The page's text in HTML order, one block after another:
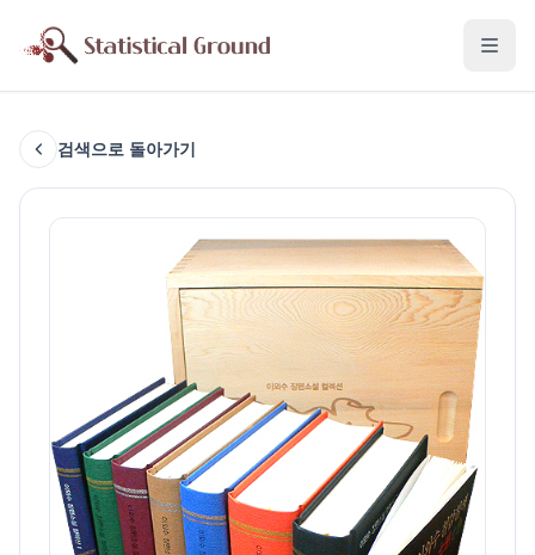
검색으로 돌아가기